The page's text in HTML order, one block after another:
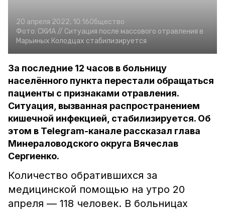
20 апреля 2022, 10:16Общество
Фото: СКИА // Ситуация после массового отравления в
Марьиных Колодцах стабилизируется
За последние 12 часов в больницу
населённого пункта перестали обращаться
пациенты с признаками отравления.
Ситуация, вызванная распространением
кишечной инфекцией, стабилизируется. Об
этом в Telegram-канале рассказал глава
Минераловодского округа Вячеслав
Сергиенко.
Количество обратившихся за
медицинской помощью на утро 20
апреля — 118 человек. В больницах